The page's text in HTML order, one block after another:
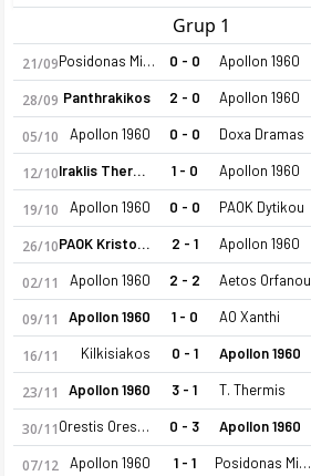
Grup 1
21/09 Posidonas Michanionas 0 - 0 Apollon 1960
28/09 Panthrakikos 2 - 0 Apollon 1960
05/10 Apollon 1960 0 - 0 Doxa Dramas
12/10 Iraklis Thermaikou 1 - 0 Apollon 1960
19/10 Apollon 1960 0 - 0 PAOK Dytikou
26/10 PAOK Kristonis 2 - 1 Apollon 1960
02/11 Apollon 1960 2 - 2 Aetos Orfanou
09/11 Apollon 1960 1 - 0 AO Xanthi
16/11 Kilkisiakos 0 - 1 Apollon 1960
23/11 Apollon 1960 3 - 1 T. Thermis
30/11 Orestis Orestiadas 0 - 3 Apollon 1960
07/12 Apollon 1960 1 - 1 Posidonas Michanionas